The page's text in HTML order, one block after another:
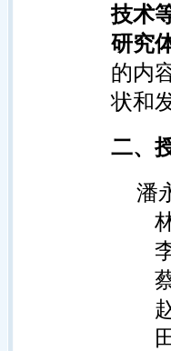
技术
研究
的内
状和
二、
潘
林
李
蔡
赵
田